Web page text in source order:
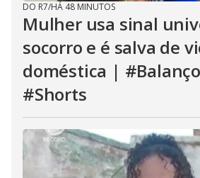
DO R7/HÁ 48 MINUTOS
Mulher usa sinal
socorro e é salva de
doméstica |
#Shorts